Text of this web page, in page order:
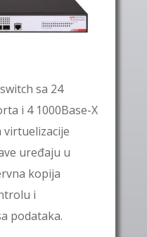
switch sa 24
i 4 1000Base-X
virtuelizacije
uređaju u
kopija
i
podataka.